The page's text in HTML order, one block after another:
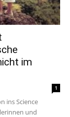
im
1
ins Science
und